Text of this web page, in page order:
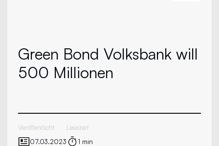
Green Bond Volksbank will
500 Millionen
Veröffentlicht
07.03.2023
Lesezeit
1 min